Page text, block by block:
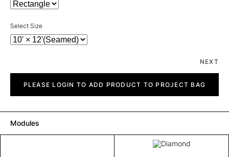
Select Size
NEXT
quantityPLEASE LOGIN TO ADD PRODUCT TO PROJECT BAG
Modules